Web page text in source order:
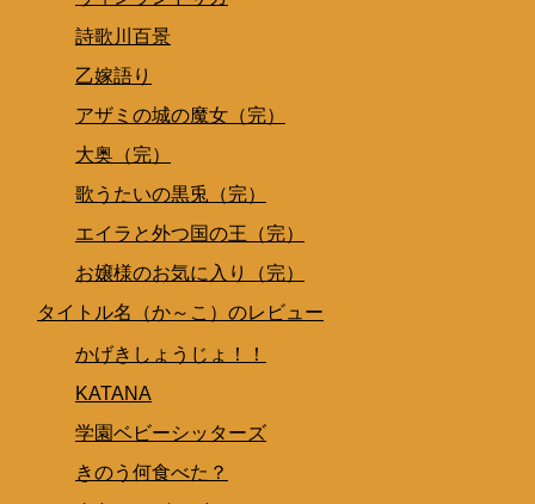
詩歌川百景
乙嫁語り
アザミの城の魔女（完）
大奥（完）
歌うたいの黒兎（完）
エイラと外つ国の王（完）
お嬢様のお気に入り（完）
タイトル名（か～こ）のレビュー
かげきしょうじょ！！
KATANA
学園ベビーシッターズ
きのう何食べた？